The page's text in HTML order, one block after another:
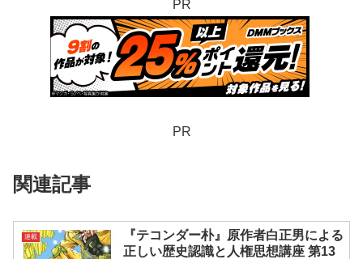
PR
PR
関連記事
連載
『テコンダー朴』原作者白正男による
正しい歴史認識と人権思想講座 第13